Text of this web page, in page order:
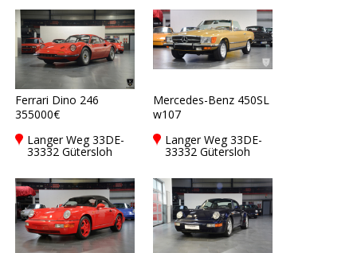
Ferrari Dino 246
355000€
Langer Weg 33DE-
33332 Gütersloh
Mercedes-Benz 450SL
w107
Langer Weg 33DE-
33332 Gütersloh